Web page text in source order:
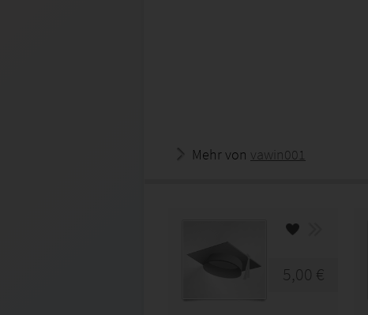
Mehr von vawin001
5,00 €